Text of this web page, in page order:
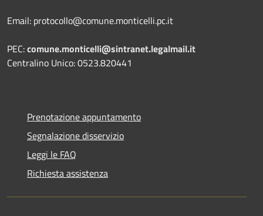
Email: protocollo@comune.monticelli.pc.it
PEC:comune.monticelli@sintranet.legalmail.it
Centralino Unico: 0523.820441
Prenotazione appuntamento
Segnalazione disservizio
Leggi le FAQ
Richiesta assistenza